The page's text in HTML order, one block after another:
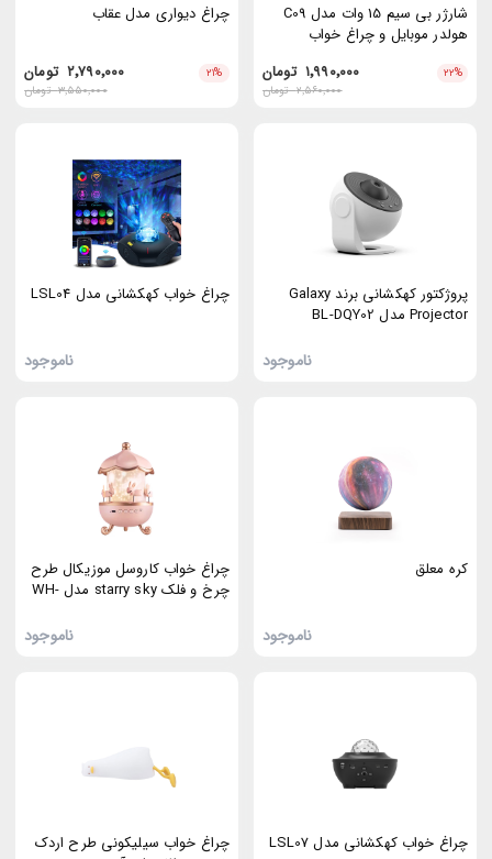
شارژر بی سیم 15 وات مدل C09
هولدر موبایل و چراغ خواب
۲۲% ۱٬۹۹۰٬۰۰۰ تومان
۲٬۵۶۰٬۰۰۰تومان
چراغ دیواری مدل عقاب
۲۱% ۲٬۷۹۰٬۰۰۰تومان
۳٬۵۵۰٬۰۰۰تومان
پروژکتور کهکشانی برند Galaxy
Projector مدل BL-DQY02
ناموجود
چراغ خواب کهکشانی مدل LSL04
ناموجود
کره معلق
ناموجود
چراغ خواب کاروسل موزیکال طرح
چرخ و فلک starry sky مدل WH-
ناموجود
چراغ خواب کهکشانی مدل LSL07
چراغ خواب سیلیکونی طرح اردک